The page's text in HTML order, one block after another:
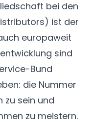
bei den
ist der
europaweit
sind
Bund
die Nummer
zu sein und
zu meistern.